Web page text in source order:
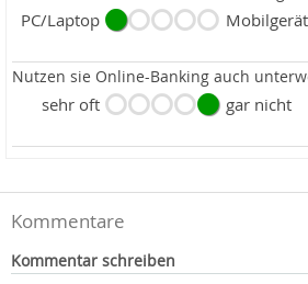
PC/Laptop Mobilgerät
Nutzen sie Online-Banking auch
sehr oft gar nicht
Kommentare
Kommentar schreiben